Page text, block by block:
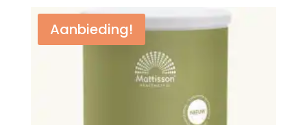
€17,95.€13,95.
Aanbieding!